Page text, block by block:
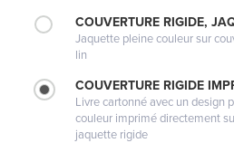
COUVERTURE RIGIDE,
Jaquette pleine couleur sur
lin
COUVERTURE RIGIDE
Livre cartonné avec un design
couleur imprimé directement
jaquette rigide